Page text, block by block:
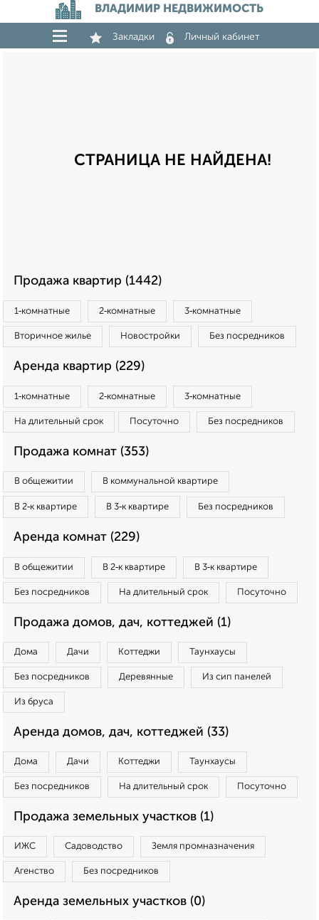
ВЛАДИМИР НЕДВИЖИМОСТЬ
Закладки Личный кабинет
СТРАНИЦА НЕ НАЙДЕНА!
Продажа квартир (1442)
1‑комнатные 2‑комнатные 3‑комнатные
Вторичное жилье Новостройки Без посредников
Аренда квартир (229)
1‑комнатные 2‑комнатные 3‑комнатные
На длительный срок Посуточно Без посредников
Продажа комнат (353)
В общежитии В коммунальной квартире
В 2‑к квартире В 3‑к квартире Без посредников
Аренда комнат (229)
В общежитии В 2‑к квартире В 3‑к квартире
Без посредников На длительный срок Посуточно
Продажа домов, дач, коттеджей (1)
Дома Дачи Коттеджи Таунхаусы
Без посредников Деревянные Из сип панелей
Из бруса
Аренда домов, дач, коттеджей (33)
Дома Дачи Коттеджи Таунхаусы
Без посредников На длительный срок Посуточно
Продажа земельных участков (1)
ИЖС Садоводство Земля промназначения
Агенство Без посредников
Аренда земельных участков (0)